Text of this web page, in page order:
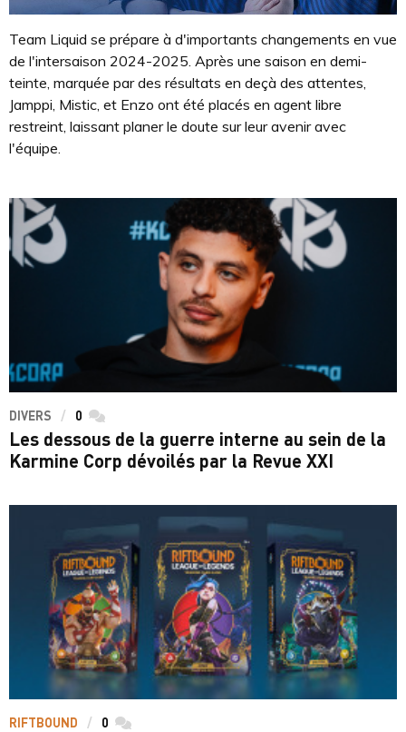
Team Liquid se prépare à d'importants changements en vue
de l'intersaison 2024-2025. Après une saison en demi-
teinte, marquée par des résultats en deçà des attentes,
Jamppi, Mistic, et Enzo ont été placés en agent libre
restreint, laissant planer le doute sur leur avenir avec
l'équipe.
DIVERS 0 commentaires
Les dessous de la guerre interne au sein de la
Karmine Corp dévoilés par la Revue XXI
RIFTBOUND 0 commentaires